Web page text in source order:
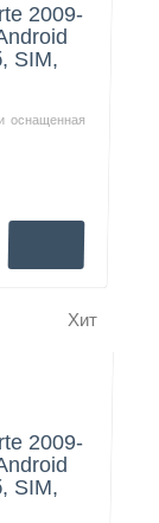
2009-
SIM,
оснащенная
Хит
2009-
SIM,